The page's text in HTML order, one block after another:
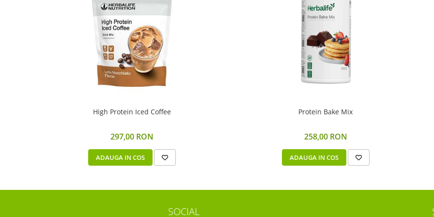
High Protein Iced Coffee
297,00 RON
ADAUGA IN COS
Protein Bake Mix
258,00 RON
ADAUGA IN COS
SOCIAL